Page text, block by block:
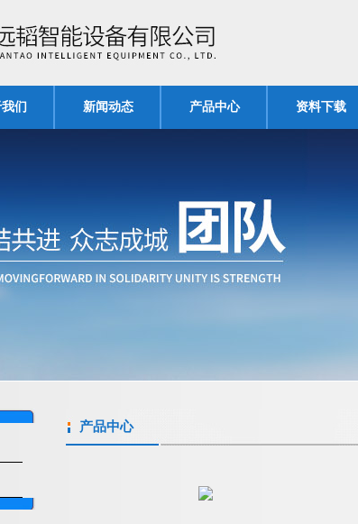
们 新闻动态 产品中心 资料下载
产品中心